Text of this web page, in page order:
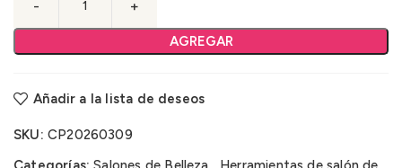
AGREGAR
Añadir a la lista de deseos
SKU: CP20260309